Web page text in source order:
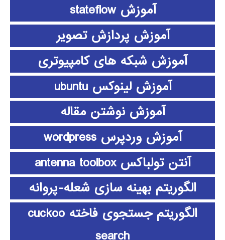
آموزش stateflow
آموزش پردازش تصویر
آموزش شبکه های کامپیوتری
آموزش لینوکس ubuntu
آموزش نوشتن مقاله
آموزش وردپرس wordpress
آنتن تولباکس antenna toolbox
الگوریتم بهینه سازی شعله-پروانه
الگوریتم جستجوی فاخته cuckoo
search